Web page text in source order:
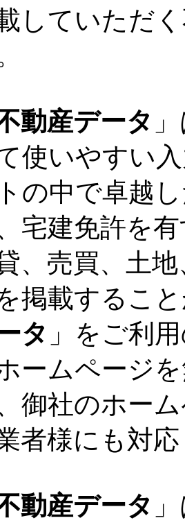
していただ
動産データ
使いやすい
の中で卓越
宅建免許を
、売買、土
掲載するこ
タ 」をご利
ームページ
御社のホー
者様にも対
動産データ